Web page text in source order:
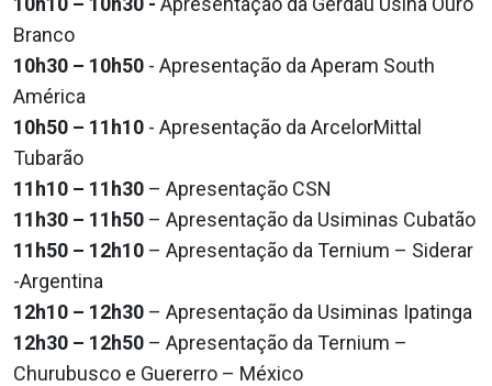
Branco
10h30 – 10h50 - Apresentação da Aperam South
América
10h50 – 11h10 - Apresentação da ArcelorMittal
Tubarão
11h10 – 11h30 – Apresentação CSN
11h30 – 11h50 – Apresentação da Usiminas Cubatão
11h50 – 12h10 – Apresentação da Ternium – Siderar
-Argentina
12h10 – 12h30 – Apresentação da Usiminas Ipatinga
12h30 – 12h50 – Apresentação da Ternium –
Churubusco e Guererro – México